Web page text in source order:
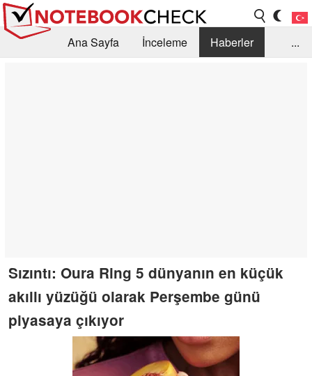
Ana Sayfa İnceleme
Haberler
...
Sızıntı: Oura Ring 5 dünyanın en küçük
akıllı yüzüğü olarak Perşembe günü
piyasaya çıkıyor